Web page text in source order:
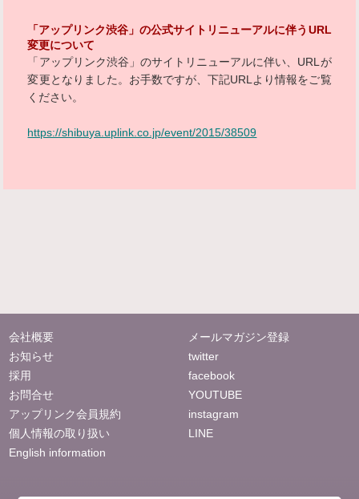
「アップリンク渋谷」の公式サイトリニューアルに伴うURL
変更について
「アップリンク渋谷」のサイトリニューアルに伴い、URLが
変更となりました。お手数ですが、下記URLより情報をご覧
ください。
https://shibuya.uplink.co.jp/event/2015/38509
会社概要
お知らせ
採用
お問合せ
アップリンク会員規約
個人情報の取り扱い
English information
メールマガジン登録
twitter
facebook
YOUTUBE
instagram
LINE